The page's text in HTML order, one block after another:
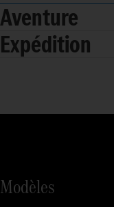
Aventure
Expédition
Modèles